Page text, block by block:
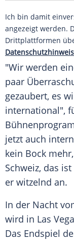
Ich bin damit
angezeigt werden.
Drittplattformen
"Wir werden
paar
gezaubert, es
international",
jetzt auch
kein Bock
Schweiz, das
er witzelnd an.
In der Nacht
wird in Las
Das Endspiel